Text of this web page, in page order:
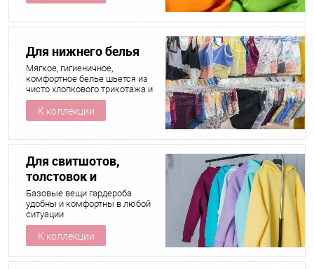
Для нижнего белья
Мягкое, гигиеничное,
комфортное белье шьется из
чисто хлопкового трикотажа и
с добавлением лайкры
К коллекции
Для свитшотов,
толстовок и
спортивных
костюмов
Базовые вещи гардероба
удобны и комфортны в любой
ситуации
К коллекции